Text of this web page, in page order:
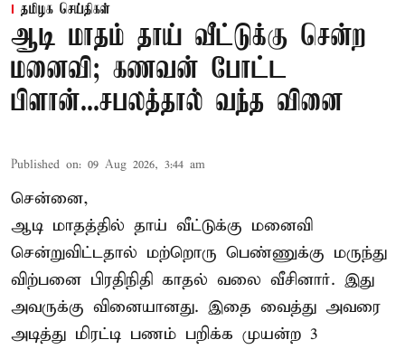
தமிழக செய்திகள்
ஆடி மாதம் தாய் வீட்டுக்கு சென்ற
மனைவி; கணவன் போட்ட
பிளான்...சபலத்தால் வந்த வினை
Published on: 09 Aug 2026, 3:44 am
சென்னை,
ஆடி மாதத்தில் தாய் வீட்டுக்கு மனைவி
சென்றுவிட்டதால் மற்றொரு பெண்ணுக்கு மருந்து
விற்பனை பிரதிநிதி காதல் வலை வீசினார். இது
அவருக்கு வினையானது. இதை வைத்து அவரை
அடித்து மிரட்டி பணம் பறிக்க முயன்ற 3